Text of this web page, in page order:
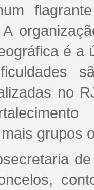
é a
no
grupos